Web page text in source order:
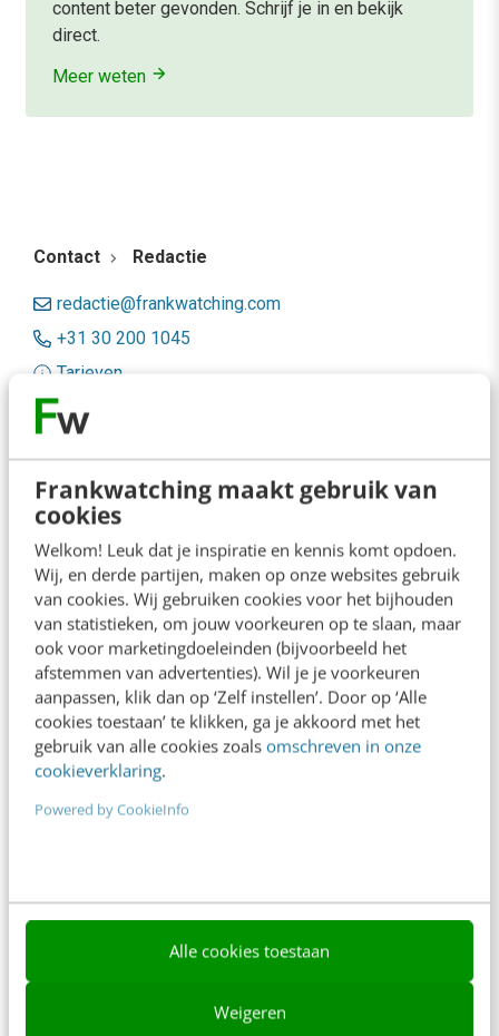
Frankwatching maakt gebruik van
cookies
Welkom! Leuk dat je inspiratie en kennis komt opdoen.
Wij, en derde partijen, maken op onze websites gebruik
van cookies. Wij gebruiken cookies voor het bijhouden
van statistieken, om jouw voorkeuren op te slaan, maar
ook voor marketingdoeleinden (bijvoorbeeld het
afstemmen van advertenties). Wil je je voorkeuren
aanpassen, klik dan op ‘Zelf instellen’. Door op ‘Alle
cookies toestaan’ te klikken, ga je akkoord met het
gebruik van alle cookies zoals omschreven in onze
cookieverklaring.
Powered by CookieInfo
Alle cookies toestaan
Weigeren
content beter gevonden. Schrijf je in en bekijk
direct.
Meer weten
Contact Redactie
redactie@frankwatching.com
+31 30 200 1045
Tarieven
Meer contactopties
Frankwatching
Adverteren
Contact
Nieuwsbrieven
Over ons
Ons team
Werken bij
Whitepapers
Content & Communicatie